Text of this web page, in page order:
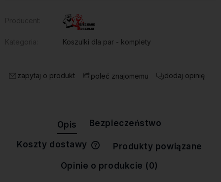
Koszulki dla par - komplety
zapytaj o produkt poleć znajomemu dodaj opinię
Opis Bezpieczeństwo
Koszty dostawy
Cena nie zawiera ewentualnych
Produkty powiązane
Opinie o produkcie (0)